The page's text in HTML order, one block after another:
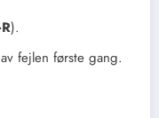
).
fejlen første gang.